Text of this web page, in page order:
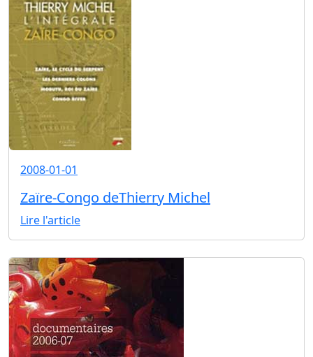
2008-01-01
Zaïre-Congo deThierry Michel
Lire l'article